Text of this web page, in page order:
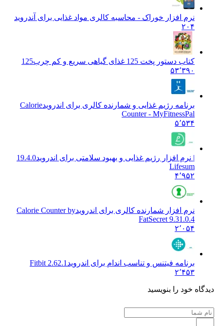
نرم افزار خوراک - محاسبه کالری مواد غذایی برای آندروید
۲۰۴
کتاب دستور پخت 125 غذای گیاهی سریع و کم چرب
125
۵۳٬۳۹۰
برنامه رژیم غذایی و شمارنده کالری برای اندرویدCalorie
Counter - MyFitnessPal
۵٬۵۳۴
| نرم افزار رژیم غذایی و بهبود سلامتی برای اندروید19.4.0
Lifesum
۴٬۹۵۲
نرم افزار شمارنده کالری برای اندرویدCalorie Counter by
FatSecret 9.31.0.4
۲٬۰۵۴
برنامه فیتنس و تناسب اندام برای اندروید Fitbit 2.62.1
۲٬۴۵۳
دیدگاه خود را بنویسید